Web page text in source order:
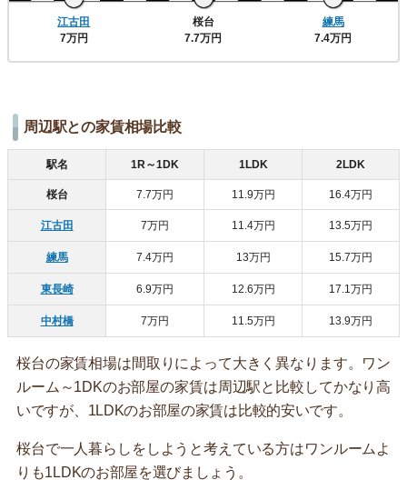
江古田
7万円
桜台
7.7万円
練馬
7.4万円
周辺駅との家賃相場比較
駅名 1R～1DK 1LDK 2LDK
桜台 7.7万円 11.9万円 16.4万円
江古田 7万円 11.4万円 13.5万円
練馬 7.4万円 13万円 15.7万円
東長崎 6.9万円 12.6万円 17.1万円
中村橋 7万円 11.5万円 13.9万円
桜台の家賃相場は間取りによって大きく異なります。ワン
ルーム～1DKのお部屋の家賃は周辺駅と比較してかなり高
いですが、1LDKのお部屋の家賃は比較的安いです。
桜台で一人暮らしをしようと考えている方はワンルームよ
りも1LDKのお部屋を選びましょう。